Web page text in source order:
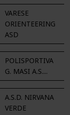
VARESE
ORIENTEERING
ASD
POLISPORTIVA
G. MASI A.S....
A.S.D. NIRVANA
VERDE